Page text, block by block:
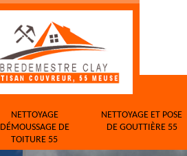
NETTOYAGE
DÉMOUSSAGE DE
TOITURE 55
NETTOYAGE ET POSE
DE GOUTTIÈRE 55